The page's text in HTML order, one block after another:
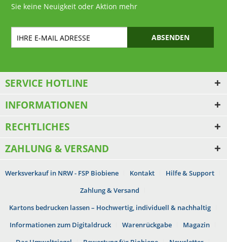
Sie keine Neuigkeit oder Aktion mehr
ABSENDEN
SERVICE HOTLINE
INFORMATIONEN
RECHTLICHES
ZAHLUNG & VERSAND
Werksverkauf in NRW - FSP Biobiene Kontakt
Hilfe & Support
Zahlung & Versand
Kartons bedrucken lassen – Hochwertig, individuell & nachhaltig
Informationen zum Digitaldruck
Warenrückgabe
Magazin